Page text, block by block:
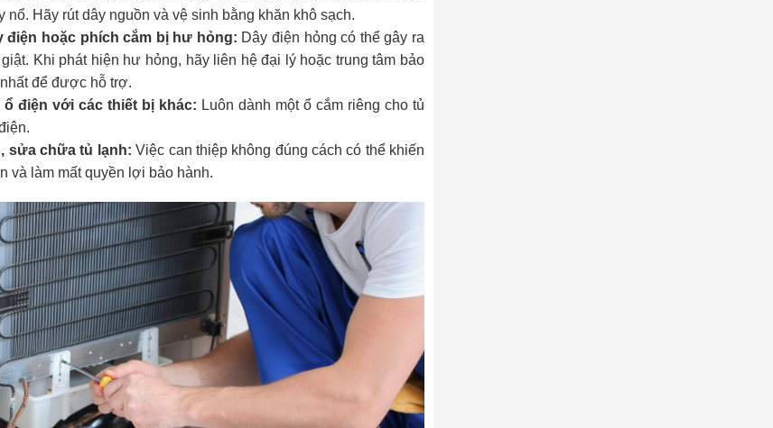
nổ. Hãy rút dây nguồn và vệ sinh bằng khăn khô sạch.
điện hoặc phích cắm bị hư hỏng: Dây điện hỏng có thể gây ra
Khi phát hiện hư hỏng, hãy liên hệ đại lý hoặc trung tâm bảo
để được hỗ trợ.
điện với các thiết bị khác: Luôn dành một ổ cắm riêng cho tủ
sửa chữa tủ lạnh:Việc can thiệp không đúng cách có thể khiến
và làm mất quyền lợi bảo hành.